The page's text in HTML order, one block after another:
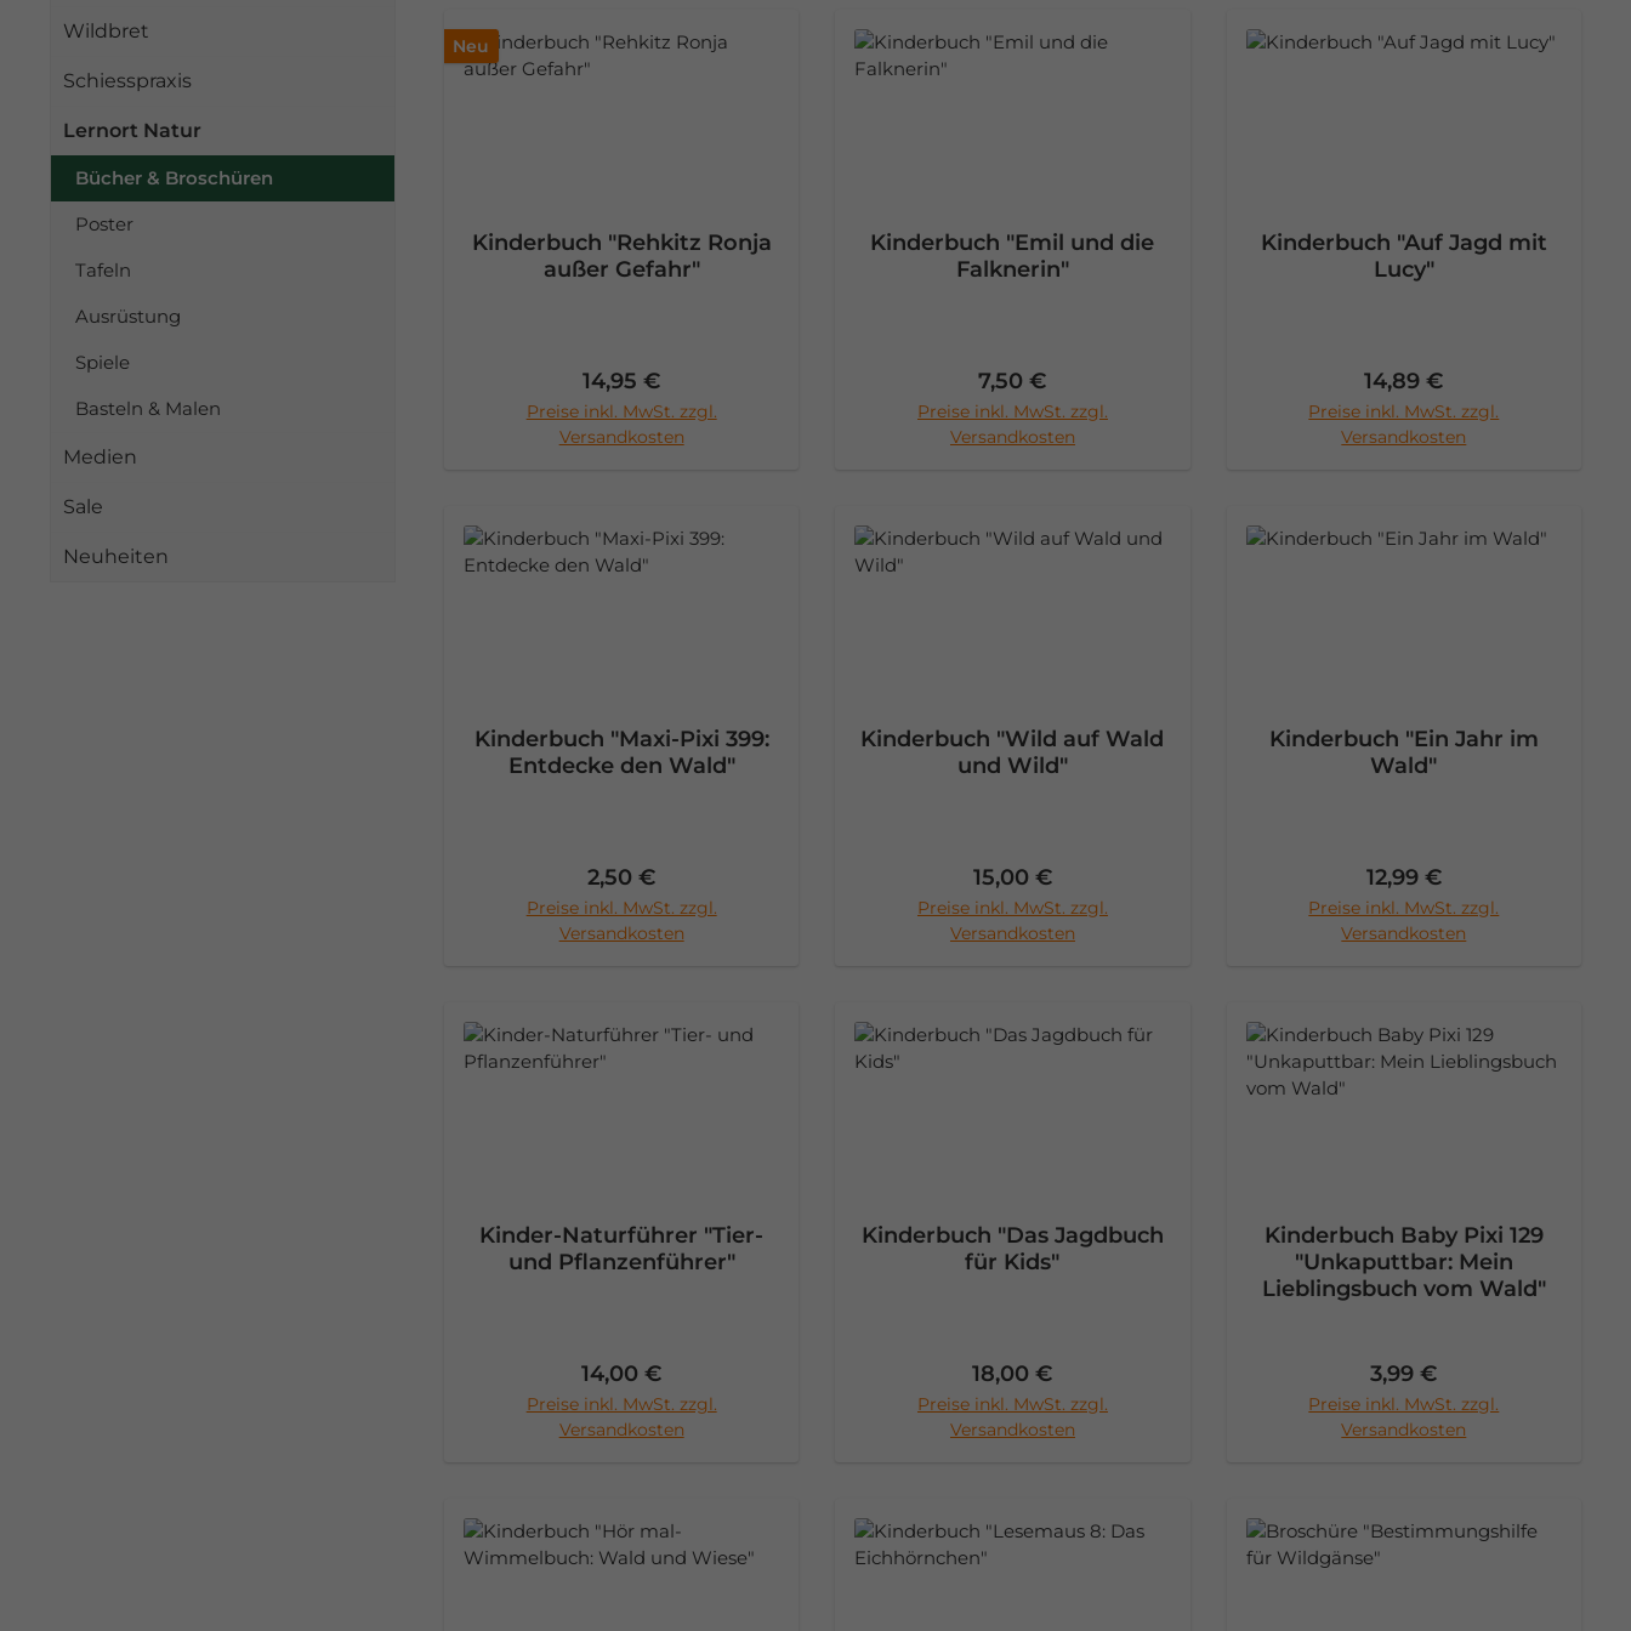
Wildbret
Schiesspraxis
Lernort Natur
Bücher & Broschüren
Poster
Tafeln
Ausrüstung
Spiele
Basteln & Malen
Medien
Sale
Neuheiten
Neu
Kinderbuch "Rehkitz Ronja
außer Gefahr"
Regulärer Preis:
14,95 €
Preise inkl. MwSt. zzgl.
Versandkosten
In den Warenkorb
Kinderbuch "Emil und die
Falknerin"
Regulärer Preis:
7,50 €
Preise inkl. MwSt. zzgl.
Versandkosten
In den Warenkorb
Kinderbuch "Auf Jagd mit
Lucy"
Regulärer Preis:
14,89 €
Preise inkl. MwSt. zzgl.
Versandkosten
In den Warenkorb
Kinderbuch "Maxi-Pixi 399:
Entdecke den Wald"
Regulärer Preis:
2,50 €
Preise inkl. MwSt. zzgl.
Versandkosten
In den Warenkorb
Kinderbuch "Wild auf Wald
und Wild"
Regulärer Preis:
15,00 €
Preise inkl. MwSt. zzgl.
Versandkosten
In den Warenkorb
Kinderbuch "Ein Jahr im
Wald"
Regulärer Preis:
12,99 €
Preise inkl. MwSt. zzgl.
Versandkosten
Kinder-Naturführer "Tier-
und Pflanzenführer"
Regulärer Preis:
14,00 €
Preise inkl. MwSt. zzgl.
Versandkosten
In den Warenkorb
Kinderbuch "Das Jagdbuch
für Kids"
Regulärer Preis:
18,00 €
Preise inkl. MwSt. zzgl.
Versandkosten
In den Warenkorb
Kinderbuch Baby Pixi 129
"Unkaputtbar: Mein
Lieblingsbuch vom Wald"
Regulärer Preis:
3,99 €
Preise inkl. MwSt. zzgl.
Versandkosten
In den Warenkorb